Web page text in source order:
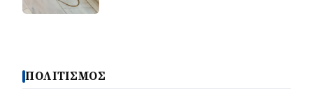
ΠΟΛΙΤΙΣΜΟΣ